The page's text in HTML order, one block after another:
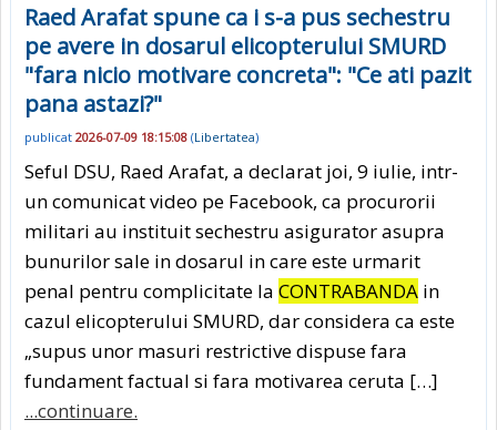
Raed Arafat spune ca i s-a pus sechestru
pe avere in dosarul elicopterului SMURD
"fara nicio motivare concreta": "Ce ati pazit
pana astazi?"
publicat 2026-07-09 18:15:08 (Libertatea)
Seful DSU, Raed Arafat, a declarat joi, 9 iulie, intr-
un comunicat video pe Facebook, ca procurorii
militari au instituit sechestru asigurator asupra
bunurilor sale in dosarul in care este urmarit
penal pentru complicitate la CONTRABANDA in
cazul elicopterului SMURD, dar considera ca este
„supus unor masuri restrictive dispuse fara
fundament factual si fara motivarea ceruta […]
...continuare.